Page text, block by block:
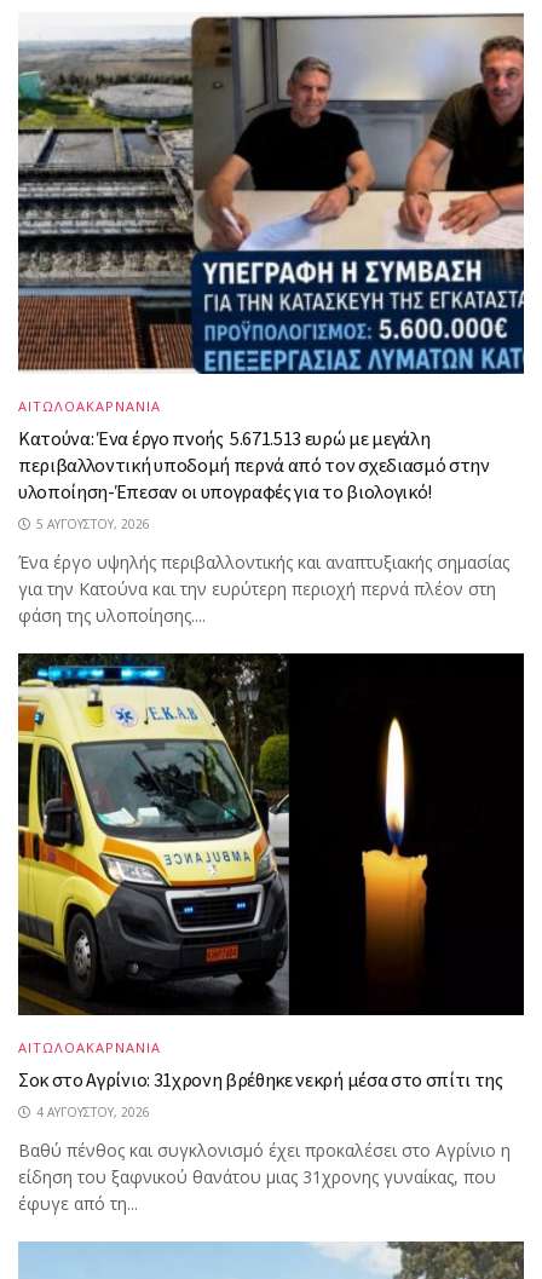
ΑΙΤΩΛΟΑΚΑΡΝΑΝΙΑ
Κατούνα: Ένα έργο πνοής 5.671.513 ευρώ με μεγάλη
περιβαλλοντική υποδομή περνά από τον σχεδιασμό στην
υλοποίηση-Έπεσαν οι υπογραφές για το βιολογικό!
5 ΑΥΓΟΎΣΤΟΥ, 2026
Ένα έργο υψηλής περιβαλλοντικής και αναπτυξιακής σημασίας
για την Κατούνα και την ευρύτερη περιοχή περνά πλέον στη
φάση της υλοποίησης....
ΑΙΤΩΛΟΑΚΑΡΝΑΝΙΑ
Σοκ στο Αγρίνιο: 31χρονη βρέθηκε νεκρή μέσα στο σπίτι της
4 ΑΥΓΟΎΣΤΟΥ, 2026
Βαθύ πένθος και συγκλονισμό έχει προκαλέσει στο Αγρίνιο η
είδηση του ξαφνικού θανάτου μιας 31χρονης γυναίκας, που
έφυγε από τη...